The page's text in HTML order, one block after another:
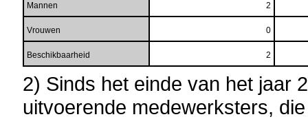
Mannen 2
Vrouwen 0
Beschikbaarheid 2
2) Sinds het einde van het jaar
uitvoerende medewerksters,